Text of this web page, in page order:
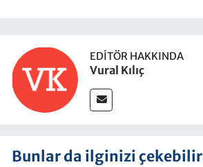
EDITÖR HAKKINDA
Vural Kılıç
Bunlar da ilginizi çekebilir